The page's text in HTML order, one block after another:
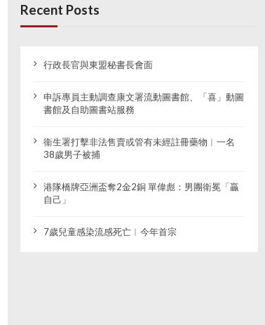
Recent Posts
行政長官與東盟秘書長會面
申訴專員主動調查康文署流動圖書館、「喜」動圖
書館及自助圖書站服務
衞生署打擊非法售賣或管有未經註冊藥物︱一名
38歲男子被捕
港隊橋牌亞洲盃奪2金2銅 單偉彪：男團衛冕「贏
自己」
7歲兒童感染流感死亡︱今年首宗